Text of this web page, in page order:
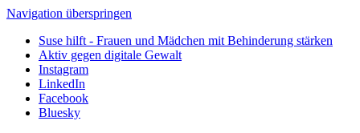
Navigation überspringen
Suse hilft - Frauen und Mädchen mit Behinderung stärken
Aktiv gegen digitale Gewalt
Instagram
LinkedIn
Facebook
Bluesky